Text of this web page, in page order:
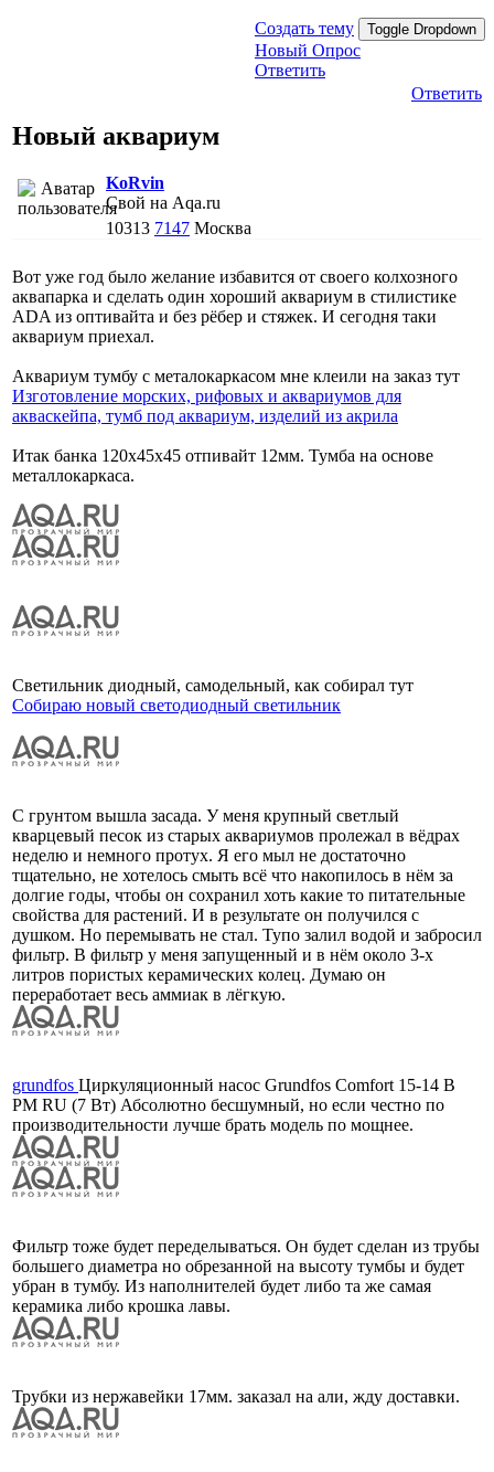
Создать тему Toggle Dropdown
Новый Опрос
Ответить
Ответить
Новый аквариум
KoRvin
Свой на Aqa.ru
10313 7147 Москва
Вот уже год было желание избавится от своего колхозного
аквапарка и сделать один хороший аквариум в стилистике
ADA из оптивайта и без рёбер и стяжек. И сегодня таки
аквариум приехал.
Аквариум тумбу с металокаркасом мне клеили на заказ тут
Изготовление морских, рифовых и аквариумов для
акваскейпа, тумб под аквариум, изделий из акрила
Итак банка 120х45х45 отпивайт 12мм. Тумба на основе
металлокаркаса.
Светильник диодный, самодельный, как собирал тут
Собираю новый светодиодный светильник
С грунтом вышла засада. У меня крупный светлый
кварцевый песок из старых аквариумов пролежал в вёдрах
неделю и немного протух. Я его мыл не достаточно
тщательно, не хотелось смыть всё что накопилось в нём за
долгие годы, чтобы он сохранил хоть какие то питательные
свойства для растений. И в результате он получился с
душком. Но перемывать не стал. Тупо залил водой и забросил
фильтр. В фильтр у меня запущенный и в нём около 3-х
литров пористых керамических колец. Думаю он
переработает весь аммиак в лёгкую.
grundfos Циркуляционный насос Grundfos Comfort 15-14 B
PM RU (7 Вт) Абсолютно бесшумный, но если честно по
производительности лучше брать модель по мощнее.
Фильтр тоже будет переделываться. Он будет сделан из трубы
большего диаметра но обрезанной на высоту тумбы и будет
убран в тумбу. Из наполнителей будет либо та же самая
керамика либо крошка лавы.
Трубки из нержавейки 17мм. заказал на али, жду доставки.